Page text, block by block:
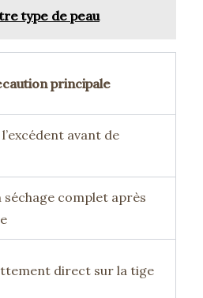
type de peau
principale
avant de
complet après
direct sur la tige